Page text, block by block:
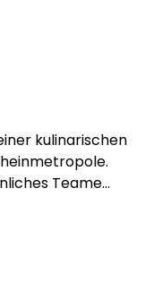
kulinarischen
Teame…